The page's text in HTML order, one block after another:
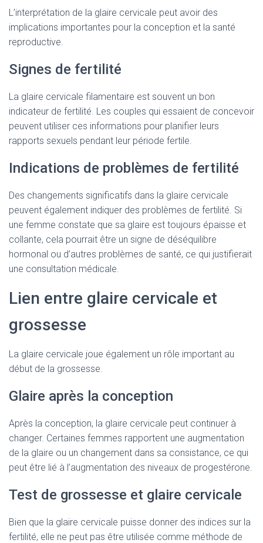
L’interprétation de la glaire cervicale peut avoir des
implications importantes pour la conception et la santé
reproductive.
Signes de fertilité
La glaire cervicale filamentaire est souvent un bon
indicateur de fertilité. Les couples qui essaient de concevoir
peuvent utiliser ces informations pour planifier leurs
rapports sexuels pendant leur période fertile.
Indications de problèmes de fertilité
Des changements significatifs dans la glaire cervicale
peuvent également indiquer des problèmes de fertilité. Si
une femme constate que sa glaire est toujours épaisse et
collante, cela pourrait être un signe de déséquilibre
hormonal ou d’autres problèmes de santé, ce qui justifierait
une consultation médicale.
Lien entre glaire cervicale et
grossesse
La glaire cervicale joue également un rôle important au
début de la grossesse.
Glaire après la conception
Après la conception, la glaire cervicale peut continuer à
changer. Certaines femmes rapportent une augmentation
de la glaire ou un changement dans sa consistance, ce qui
peut être lié à l’augmentation des niveaux de progestérone.
Test de grossesse et glaire cervicale
Bien que la glaire cervicale puisse donner des indices sur la
fertilité, elle ne peut pas être utilisée comme méthode de